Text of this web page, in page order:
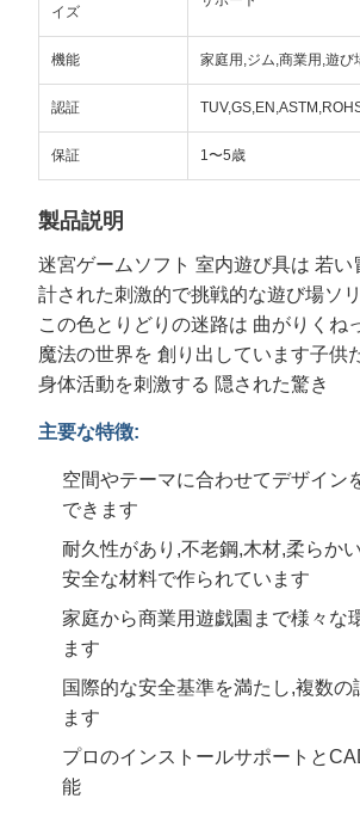
イズ
機能 家庭用,ジム,商業用,遊び
認証
保証 1〜5歳
製品説明
迷宮ゲームソフト 室内遊び具は 若い
計された刺激的で挑戦的な遊び場ソ
この色とりどりの迷路は 曲がりくね
魔法の世界を 創り出しています子供
身体活動を刺激する 隠された驚き
主要な特徴:
空間やテーマに合わせてデザイン
できます
耐久性があり,不老鋼,木材,柔らか
安全な材料で作られています
家庭から商業用遊戯園まで様々な
ます
国際的な安全基準を満たし,複数の
ます
プロのインストールサポートと
能